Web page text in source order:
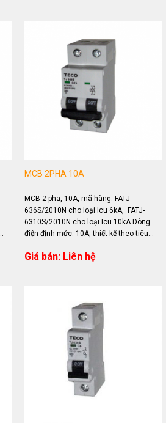
MCB 2PHA 10A
MCB 2 pha, 10A, mã hàng: FATJ-
636S/2010N cho loại Icu 6kA, FATJ-
6310S/2010N cho loại Icu 10kA Dòng
điện định mức: 10A, thiết kế theo tiêu
Giá bán: Liên hệ